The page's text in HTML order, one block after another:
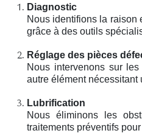
Diagnostic
Nous identifions la raison
grâce à des outils
Réglage des pièces
Nous intervenons sur
autre élément nécessitant
Lubrification
Nous éliminons les
traitements préventifs